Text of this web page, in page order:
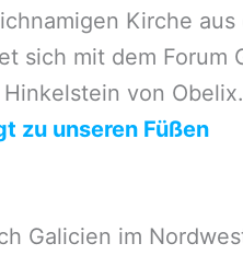
Kirche
sich mit dem
von
zu unseren Füßen
Galicien im